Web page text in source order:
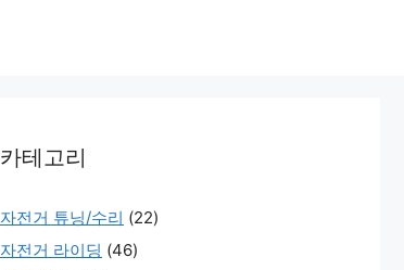
카테고리
자전거 튜닝/수리 (22)
자전거 라이딩 (46)